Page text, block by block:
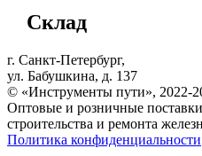
Склад
г. Санкт-Петербург,
ул. Бабушкина, д. 137
© «Инструменты пути», 2022-
Оптовые и розничные
строительства и ремонта
Политика конфиденциальности